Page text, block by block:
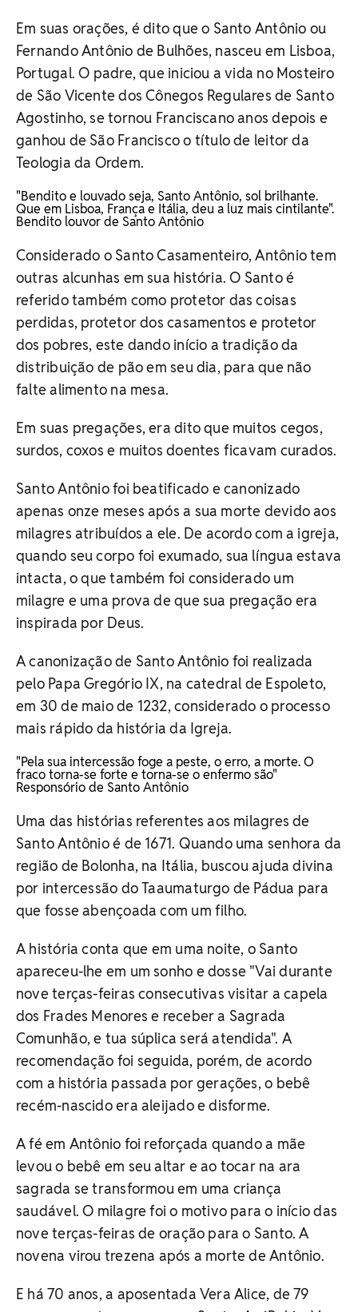
Em suas orações, é dito que o Santo Antônio ou
Fernando Antônio de Bulhões, nasceu em Lisboa,
Portugal. O padre, que iniciou a vida no Mosteiro
de São Vicente dos Cônegos Regulares de Santo
Agostinho, se tornou Franciscano anos depois e
ganhou de São Francisco o título de leitor da
Teologia da Ordem.
"Bendito e louvado seja, Santo Antônio, sol brilhante.
Que em Lisboa, França e Itália, deu a luz mais cintilante".
Bendito louvor de Santo Antônio
Considerado o Santo Casamenteiro, Antônio tem
outras alcunhas em sua história. O Santo é
referido também como protetor das coisas
perdidas, protetor dos casamentos e protetor
dos pobres, este dando início a tradição da
distribuição de pão em seu dia, para que não
falte alimento na mesa.
Em suas pregações, era dito que muitos cegos,
surdos, coxos e muitos doentes ficavam curados.
Santo Antônio foi beatificado e canonizado
apenas onze meses após a sua morte devido aos
milagres atribuídos a ele. De acordo com a igreja,
quando seu corpo foi exumado, sua língua estava
intacta, o que também foi considerado um
milagre e uma prova de que sua pregação era
inspirada por Deus.
A canonização de Santo Antônio foi realizada
pelo Papa Gregório IX, na catedral de Espoleto,
em 30 de maio de 1232, considerado o processo
mais rápido da história da Igreja.
"Pela sua intercessão foge a peste, o erro, a morte. O
fraco torna-se forte e torna-se o enfermo são"
Responsório de Santo Antônio
Uma das histórias referentes aos milagres de
Santo Antônio é de 1671. Quando uma senhora da
região de Bolonha, na Itália, buscou ajuda divina
por intercessão do Taaumaturgo de Pádua para
que fosse abençoada com um filho.
A história conta que em uma noite, o Santo
apareceu-lhe em um sonho e dosse "Vai durante
nove terças-feiras consecutivas visitar a capela
dos Frades Menores e receber a Sagrada
Comunhão, e tua súplica será atendida". A
recomendação foi seguida, porém, de acordo
com a história passada por gerações, o bebê
recém-nascido era aleijado e disforme.
A fé em Antônio foi reforçada quando a mãe
levou o bebê em seu altar e ao tocar na ara
sagrada se transformou em uma criança
saudável. O milagre foi o motivo para o início das
nove terças-feiras de oração para o Santo. A
novena virou trezena após a morte de Antônio.
E há 70 anos, a aposentada Vera Alice, de 79